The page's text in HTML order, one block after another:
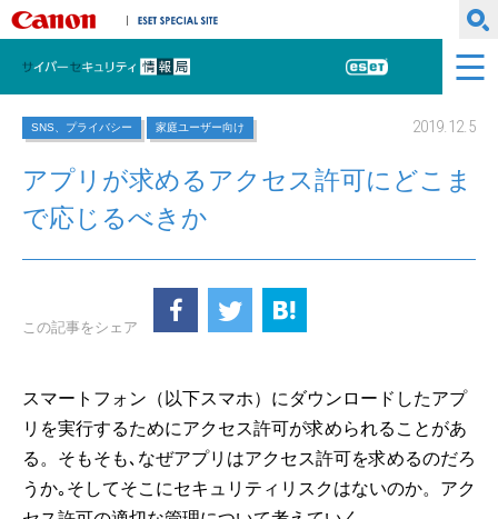
キヤノンマーケティングジャパン株式会社
サイバーセキュリティ情報局
ESET
SNS、プライバシー 家庭ユーザー向け 2019.12.5
アプリが求めるアクセス許可にどこま
で応じるべきか
この記事をシェア
スマートフォン（以下スマホ）にダウンロードしたアプ
リを実行するためにアクセス許可が求められることがあ
る。そもそも､なぜアプリはアクセス許可を求めるのだろ
うか｡そしてそこにセキュリティリスクはないのか。アク